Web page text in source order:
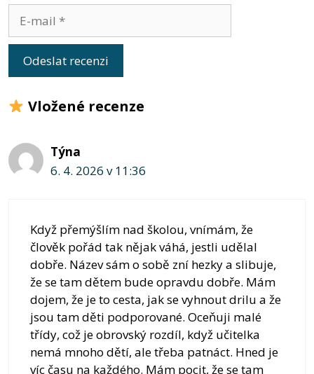
Vložené recenze
Týna
6. 4. 2026 v 11:36
Když přemýšlím nad školou, vnímám, že
člověk pořád tak nějak váhá, jestli udělal
dobře. Název sám o sobě zní hezky a slibuje,
že se tam dětem bude opravdu dobře. Mám
dojem, že je to cesta, jak se vyhnout drilu a že
jsou tam děti podporované. Oceňuji malé
třídy, což je obrovský rozdíl, když učitelka
nemá mnoho dětí, ale třeba patnáct. Hned je
víc času na každého. Mám pocit, že se tam
mail